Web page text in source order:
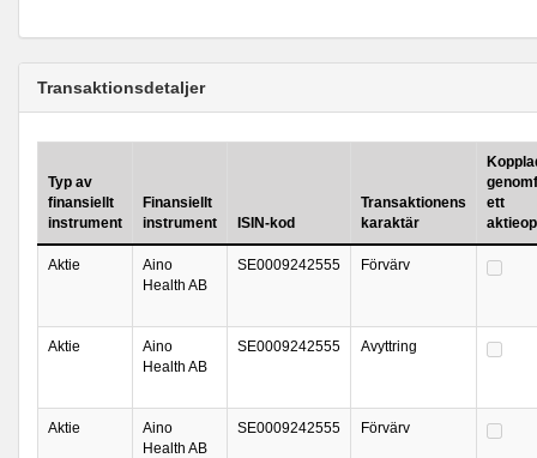
Transaktionsdetaljer
Typ av
finansiellt
instrument
Finansiellt
instrument
ISIN-kod
Transaktionens
karaktär
ett
Aktie
Aino
Health AB
SE0009242555 Förvärv
Aktie
Aino
Health AB
SE0009242555 Avyttring
Aktie
Aino
Health AB
SE0009242555 Förvärv